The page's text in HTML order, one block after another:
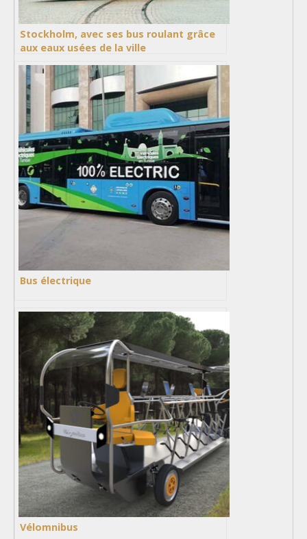
Stockholm, avec ses bus roulant grâce
aux eaux usées de la ville
Bus électrique
Vélomnibus